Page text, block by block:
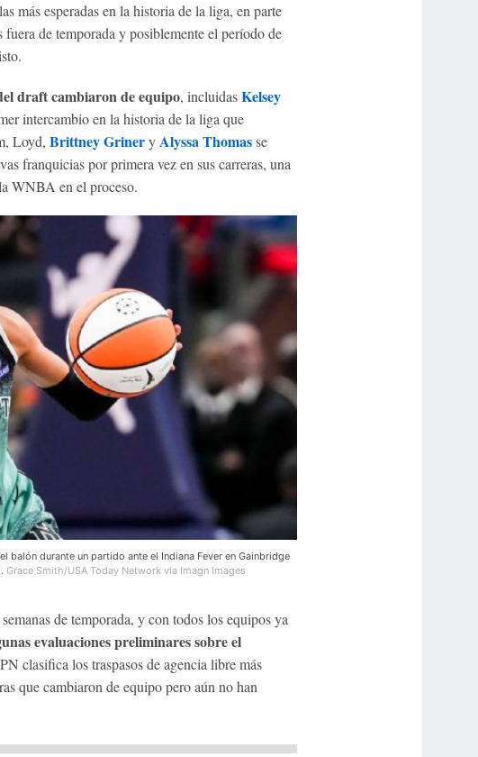
más esperadas en la historia de la liga, en parte
de temporada y posiblemente el período de
draft cambiaron de equipo, incluidasKelsey
intercambio en la historia de la liga que
Loyd, Brittney GrineryAlyssa Thomasse
franquicias por primera vez en sus carreras, una
WNBA en el proceso.
balón durante un partido ante el Indiana Fever en Gainbridge
Grace Smith/USA Today Network via Imagn Images
de temporada, y con todos los equipos ya
evaluaciones preliminares sobre el
clasifica los traspasos de agencia libre más
que cambiaron de equipo pero aún no han